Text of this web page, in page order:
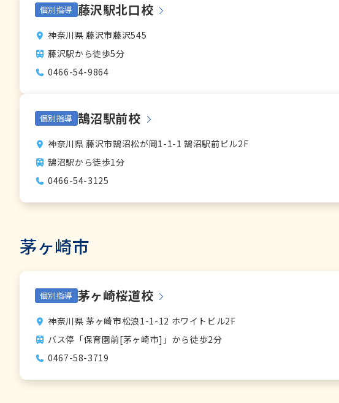
個別指導 藤沢駅北口校
神奈川県 藤沢市藤沢545
藤沢駅から徒歩5分
0466-54-9864
個別指導 鵠沼駅前校
神奈川県 藤沢市鵠沼松が岡1-1-1 鵠沼駅前ビル2F
鵠沼駅から徒歩1分
0466-54-3125
茅ヶ崎市
個別指導 茅ヶ崎桜道校
神奈川県 茅ヶ崎市松浪1-1-12 ホワイトビル2F
バス停「保育園前[茅ヶ崎市]」から徒歩2分
0467-58-3719